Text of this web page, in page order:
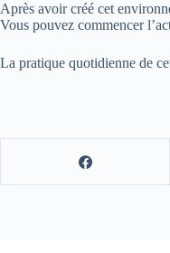
Après avoir créé cet
Vous pouvez commencer
La pratique quotidienne de